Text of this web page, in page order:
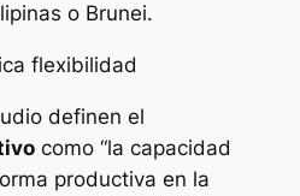
o Brunei.
flexibilidad
definen el
como “la capacidad
productiva en la